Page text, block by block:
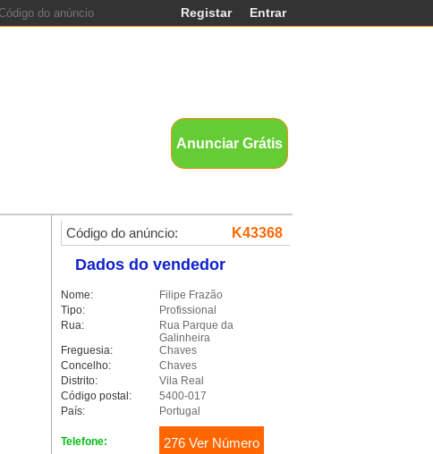
Entrar
Registar
Anunciar Grátis
K43368
Código do anúncio:
Dados do vendedor
Nome:
Filipe Frazão
Tipo:
Profissional
Rua:
Rua Parque da
Galinheira
Freguesia:
Chaves
Concelho:
Chaves
Distrito:
Vila Real
Código postal:
5400-017
País:
Portugal
Telefone: 276 Ver Número